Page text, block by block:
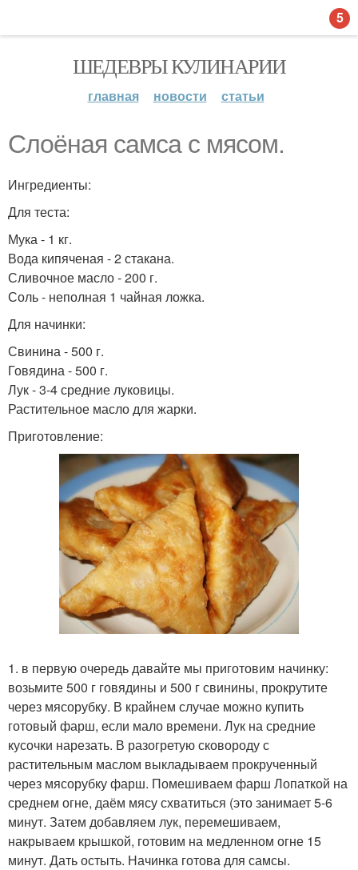
ШЕДЕВРЫ КУЛИНАРИИ
главная новости статьи
Cлоёная самса с мясом.
Ингредиенты:
Для теста:
Мука - 1 кг.
Вода кипяченая - 2 стакана.
Сливочное масло - 200 г.
Соль - неполная 1 чайная ложка.
Для начинки:
Свинина - 500 г.
Говядина - 500 г.
Лук - 3-4 средние луковицы.
Растительное масло для жарки.
Приготовление:
1. в первую очередь давайте мы приготовим начинку:
возьмите 500 г говядины и 500 г свинины, прокрутите
через мясорубку. В крайнем случае можно купить
готовый фарш, если мало времени. Лук на средние
кусочки нарезать. В разогретую сковороду с
растительным маслом выкладываем прокрученный
через мясорубку фарш. Помешиваем фарш Лопаткой на
среднем огне, даём мясу схватиться (это занимает 5-6
минут. Затем добавляем лук, перемешиваем,
накрываем крышкой, готовим на медленном огне 15
минут. Дать остыть. Начинка готова для самсы.
5